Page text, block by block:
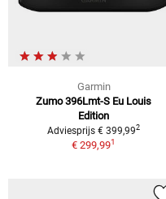
Garmin
Zumo 396Lmt-S Eu Louis
Edition
Adviesprijs € 399,992
€ 299,991